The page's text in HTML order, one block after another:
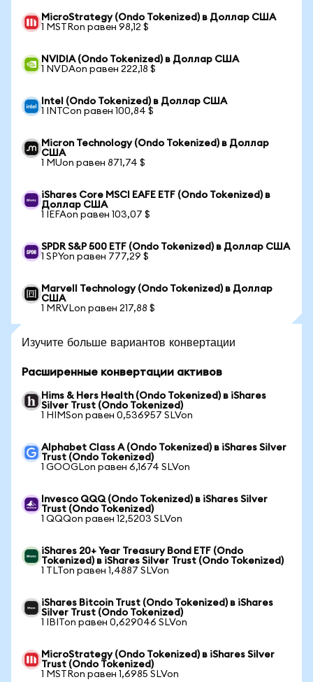
MicroStrategy (Ondo Tokenized) в Доллар США
1 MSTRon равен 98,12 $
NVIDIA (Ondo Tokenized) в Доллар США
1 NVDAon равен 222,18 $
Intel (Ondo Tokenized) в Доллар США
1 INTCon равен 100,84 $
Micron Technology (Ondo Tokenized) в Доллар
США
1 MUon равен 871,74 $
iShares Core MSCI EAFE ETF (Ondo Tokenized) в
Доллар США
1 IEFAon равен 103,07 $
SPDR S&P 500 ETF (Ondo Tokenized) в Доллар США
1 SPYon равен 777,29 $
Marvell Technology (Ondo Tokenized) в Доллар
США
1 MRVLon равен 217,88 $
Изучите больше вариантов конвертации
Расширенные конвертации активов
Hims & Hers Health (Ondo Tokenized) в iShares
Silver Trust (Ondo Tokenized)
1 HIMSon равен 0,536957 SLVon
Alphabet Class A (Ondo Tokenized) в iShares Silver
Trust (Ondo Tokenized)
1 GOOGLon равен 6,1674 SLVon
Invesco QQQ (Ondo Tokenized) в iShares Silver
Trust (Ondo Tokenized)
1 QQQon равен 12,5203 SLVon
iShares 20+ Year Treasury Bond ETF (Ondo
Tokenized) в iShares Silver Trust (Ondo Tokenized)
1 TLTon равен 1,4887 SLVon
iShares Bitcoin Trust (Ondo Tokenized) в iShares
Silver Trust (Ondo Tokenized)
1 IBITon равен 0,629046 SLVon
MicroStrategy (Ondo Tokenized) в iShares Silver
Trust (Ondo Tokenized)
1 MSTRon равен 1,6985 SLVon